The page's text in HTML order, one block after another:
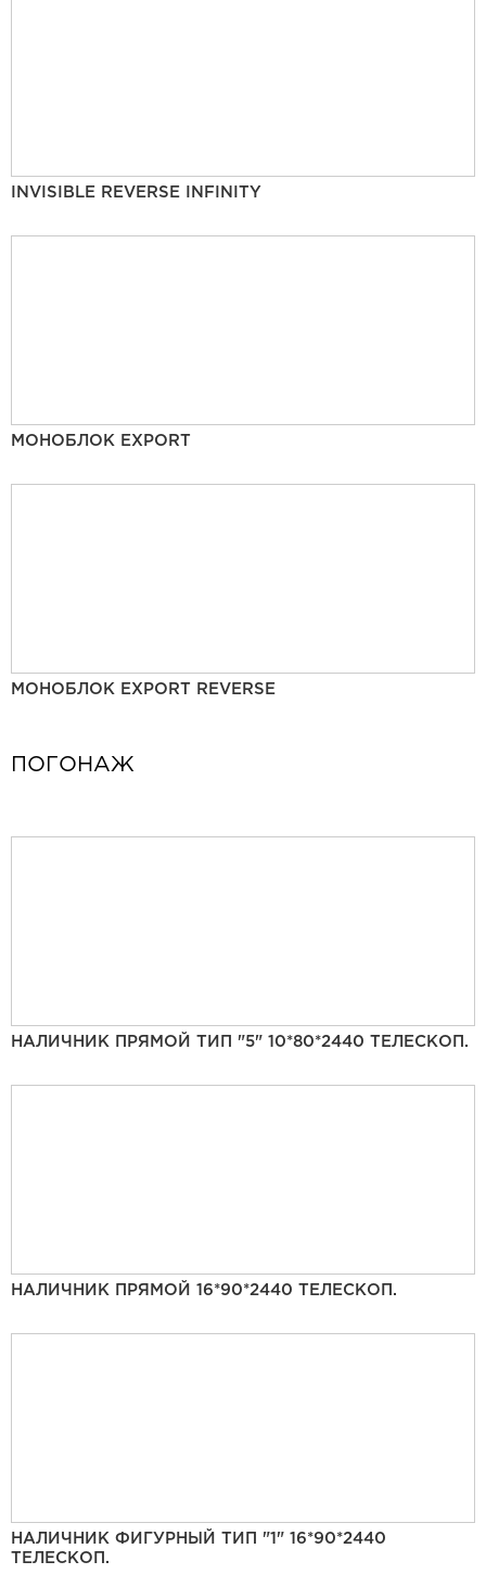
INVISIBLE REVERSE INFINITY
МОНОБЛОК EXPORT
МОНОБЛОК EXPORT REVERSE
ПОГОНАЖ
НАЛИЧНИК ПРЯМОЙ ТИП "5" 10*80*2440 ТЕЛЕСКОП.
НАЛИЧНИК ПРЯМОЙ 16*90*2440 ТЕЛЕСКОП.
НАЛИЧНИК ФИГУРНЫЙ ТИП "1" 16*90*2440
ТЕЛЕСКОП.